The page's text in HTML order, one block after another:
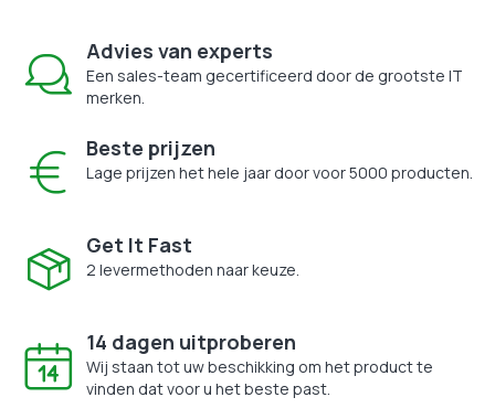
Advies van experts
Een sales-team gecertificeerd door de grootste IT
merken.
Beste prijzen
Lage prijzen het hele jaar door voor 5000 producten.
Get It Fast
2 levermethoden naar keuze.
14 dagen uitproberen
Wij staan tot uw beschikking om het product te
vinden dat voor u het beste past.